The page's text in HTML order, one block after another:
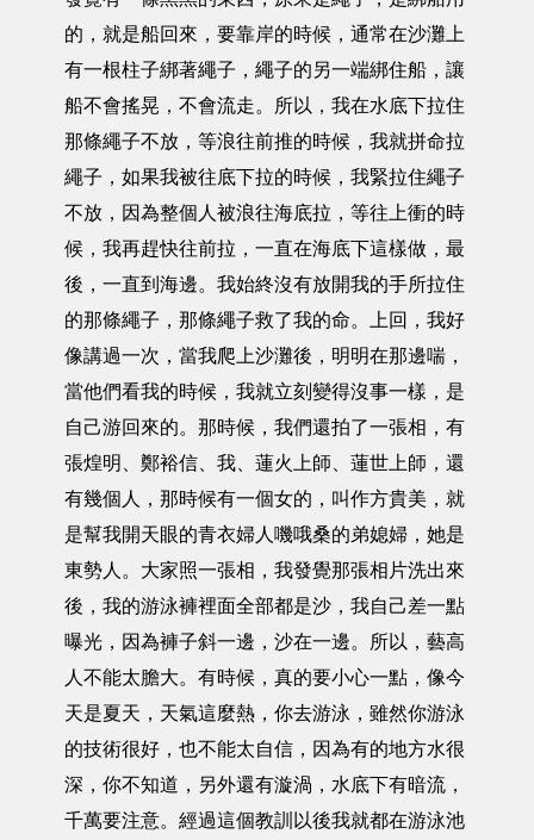
的，就是船回來，要靠岸的時候，通常在沙灘上
有一根柱子綁著繩子，繩子的另一端綁住船，讓
船不會搖晃，不會流走。所以，我在水底下拉住
那條繩子不放，等浪往前推的時候，我就拼命拉
繩子，如果我被往底下拉的時候，我緊拉住繩子
不放，因為整個人被浪往海底拉，等往上衝的時
候，我再趕快往前拉，一直在海底下這樣做，最
後，一直到海邊。我始終沒有放開我的手所拉住
的那條繩子，那條繩子救了我的命。上回，我好
像講過一次，當我爬上沙灘後，明明在那邊喘，
當他們看我的時候，我就立刻變得沒事一樣，是
自己游回來的。那時候，我們還拍了一張相，有
張煌明、鄭裕信、我、蓮火上師、蓮世上師，還
有幾個人，那時候有一個女的，叫作方貴美，就
是幫我開天眼的青衣婦人嘰哦桑的弟媳婦，她是
東勢人。大家照一張相，我發覺那張相片洗出來
後，我的游泳褲裡面全部都是沙，我自己差一點
曝光，因為褲子斜一邊，沙在一邊。所以，藝高
人不能太膽大。有時候，真的要小心一點，像今
天是夏天，天氣這麼熱，你去游泳，雖然你游泳
的技術很好，也不能太自信，因為有的地方水很
深，你不知道，另外還有漩渦，水底下有暗流，
千萬要注意。經過這個教訓以後我就都在游泳池